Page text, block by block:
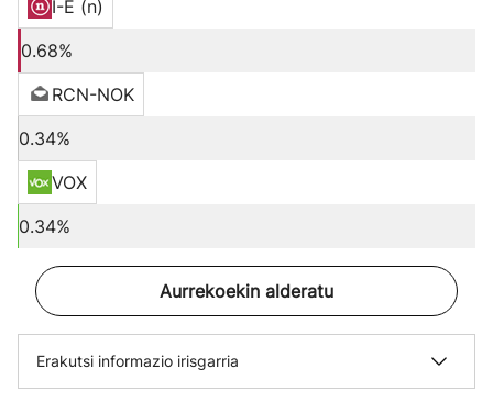
I-E (n)
0.68%
RCN-NOK
0.34%
VOX
0.34%
Aurrekoekin alderatu
Erakutsi informazio irisgarria